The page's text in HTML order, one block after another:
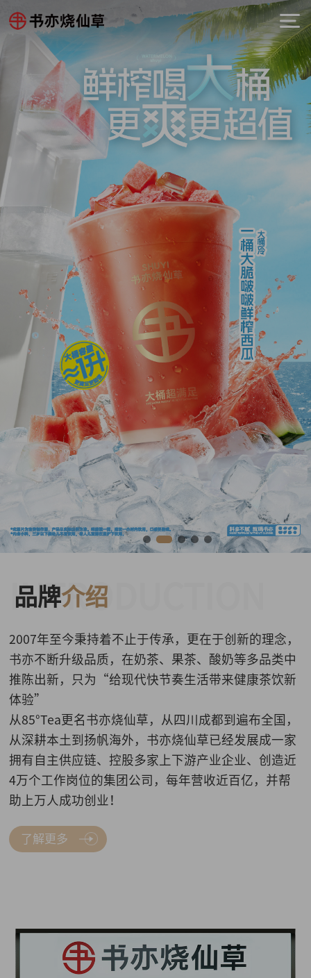
INTRODUCTION
品牌介绍
2007年至今秉持着不止于传承，更在于创新的理念，
书亦不断升级品质，在奶茶、果茶、酸奶等多品类中
推陈出新，只为“给现代快节奏生活带来健康茶饮新
体验”
从85°Tea更名书亦烧仙草，从四川成都到遍布全国，
从深耕本土到扬帆海外，书亦烧仙草已经发展成一家
拥有自主供应链、控股多家上下游产业企业、创造近
4万个工作岗位的集团公司，每年营收近百亿，并帮
助上万人成功创业！
了解更多